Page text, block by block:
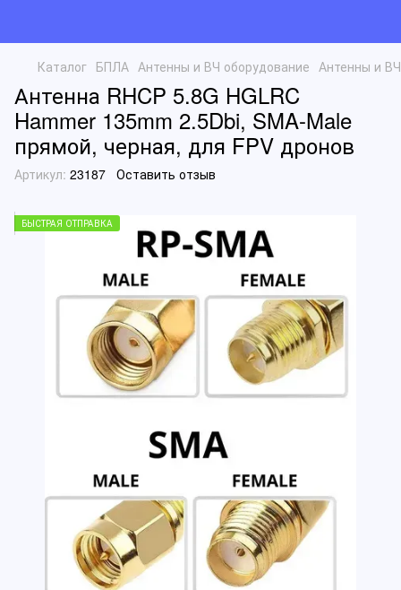
Каталог БПЛА Антенны и ВЧ оборудование Антенны и
Антенна RHCP 5.8G HGLRC
Hammer 135mm 2.5Dbi, SMA-Male
прямой, черная, для FPV дронов
Артикул: 23187 Оставить отзыв
БЫСТРАЯ ОТПРАВКА